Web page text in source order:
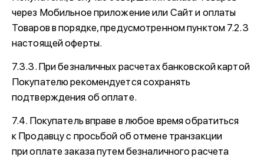
через Мобильное приложение или Сайт и оплаты
Товаров в порядке, предусмотренном пунктом 7.2.3
настоящей оферты.
7.3.3. При безналичных расчетах банковской картой
Покупателю рекомендуется сохранять
подтверждения об оплате.
7.4. Покупатель вправе в любое время обратиться
к Продавцу с просьбой об отмене транзакции
при оплате заказа путем безналичного расчета